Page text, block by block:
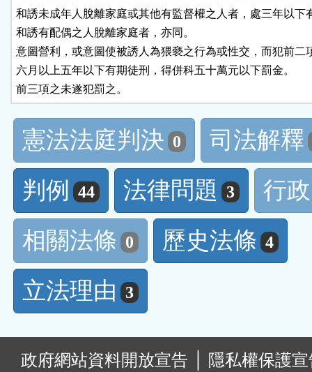
和誘未成年人脫離家庭或其他有監督權之人者，處三年以下
和誘有配偶之人脫離家庭者，亦同。
意圖營利，或意圖使被誘人為猥褻之行為或性交，而犯前二
六月以上五年以下有期徒刑，得併科五十萬元以下罰金。
前三項之未遂犯罰之。
憲法法庭判決 0
司法解釋
判例
44 法律問題 3
行
相關法條 0 歷史法條 4
立法理由 3
政府網站資料開放宣告
隱私權保護